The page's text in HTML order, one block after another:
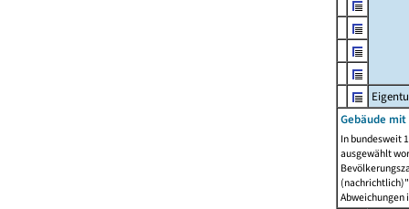
Gebäude
In bundesweit
ausgewählt
Abweichungen